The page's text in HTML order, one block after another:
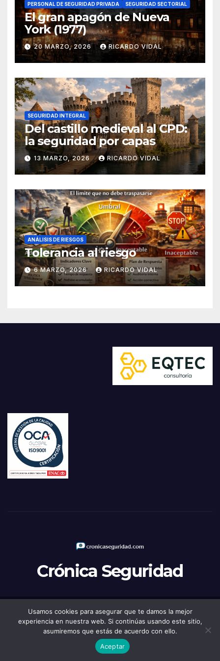
PERSONAL DE SEGURIDAD PRIVADA
SEGURIDAD SECTORIAL
El gran apagón de Nueva
York (1977)
20 MARZO, 2026 RICARDO VIDAL
SEGURIDAD INTEGRAL
Del castillo medieval al CPD:
la seguridad por capas
13 MARZO, 2026 RICARDO VIDAL
ANÁLISIS DE RIESGOS
Tolerancia al riesgo
6 MARZO, 2026 RICARDO VIDAL
Crónica Seguridad
Funciona gracias a WordPress|Tema: Newsup deThemeansar
Aviso legal
Usamos cookies para asegurar que te damos la mejor
experiencia en nuestra web. Si continúas usando este sitio,
asumiremos que estás de acuerdo con ello.
Aceptar